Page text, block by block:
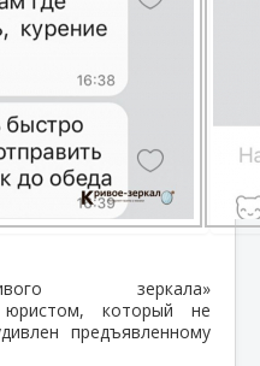
зеркала»
юристом, который не
предъявленному